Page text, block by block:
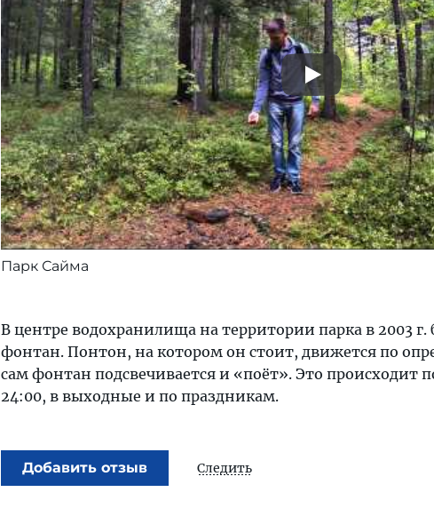
Парк Сайма
В центре водохранилища на территории парка в 2003
фонтан. Понтон, на котором он стоит, движется по
сам фонтан подсвечивается и «поёт». Это происходит
24:00, в выходные и по праздникам.
Добавить отзыв Следить